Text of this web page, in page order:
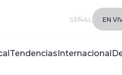
SEÑAL EN
TendenciasInternacional